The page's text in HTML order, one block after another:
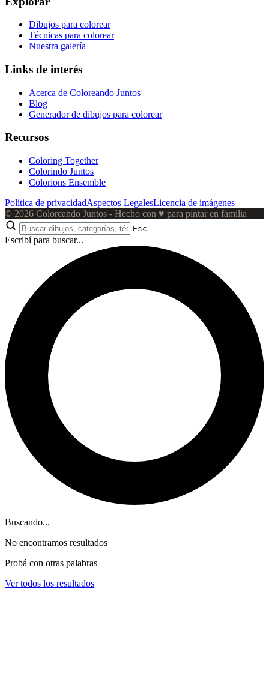
Dibujos para colorear
Técnicas para colorear
Nuestra galería
Links de interés
Acerca de Coloreando Juntos
Blog
Generador de dibujos para colorear
Recursos
Coloring Together
Colorindo Juntos
Colorions Ensemble
Política de privacidadAspectos LegalesLicencia de imágenes
© 2026 Coloreando Juntos - Hecho con ♥ para pintar en familia
Esc
Escribí para buscar...
Buscando...
No encontramos resultados
Probá con otras palabras
Ver todos los resultados